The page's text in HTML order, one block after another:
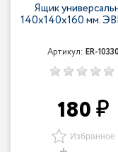
Ящик
140х140х160 мм.
Артикул: ER-
180
Избранное